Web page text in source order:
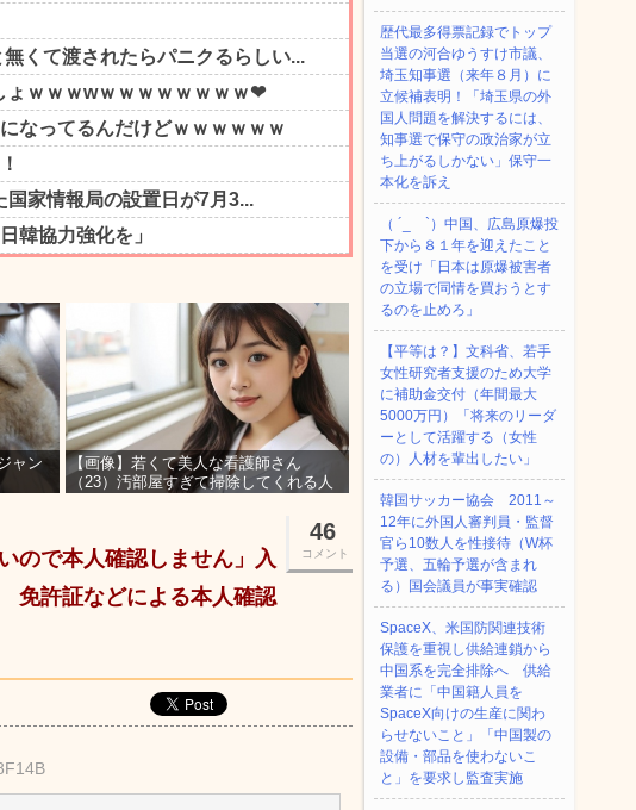
ャン
【画像】若くて美人な看護師さん
（23）汚部屋すぎて掃除してくれる人
46
コメント
ので本人確認しません」入
免許証などによる本人確認
歴代最多得票記録でトップ
当選の河合ゆうすけ市議、
埼玉知事選（来年８月）に
立候補表明！「埼玉県の外
国人問題を解決するには、
知事選で保守の政治家が立
ち上がるしかない」保守一
本化を訴え
（ ´_ゝ`）中国、広島原爆投
下から８１年を迎えたこと
を受け「日本は原爆被害者
の立場で同情を買おうとす
るのを止めろ」
【平等は？】文科省、若手
女性研究者支援のため大学
に補助金交付（年間最大
5000万円）「将来のリーダ
ーとして活躍する（女性
の）人材を輩出したい」
韓国サッカー協会 2011～
12年に外国人審判員・監督
官ら10数人を性接待（W杯
予選、五輪予選が含まれ
る）国会議員が事実確認
SpaceX、米国防関連技術
保護を重視し供給連鎖から
中国系を完全排除へ 供給
業者に「中国籍人員を
SpaceX向けの生産に関わ
らせないこと」「中国製の
設備・部品を使わないこ
と」を要求し監査実施